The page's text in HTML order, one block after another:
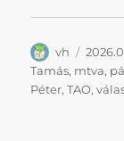
Szerző
vh
Tamás, mtva,
Péter,TAO,